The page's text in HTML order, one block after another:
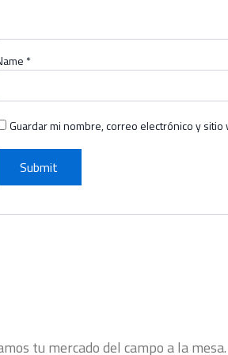
*
Guardar mi nombre, correo electrónico y
tu mercado del campo a la